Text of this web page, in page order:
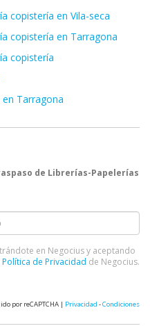
copistería en Vila-seca
copistería en Tarragona
copistería
Tarragona
de Librerías-Papelerías
en Negocius y aceptando
Política de Privacidad de Negocius.
por reCAPTCHA | Privacidad -Condiciones